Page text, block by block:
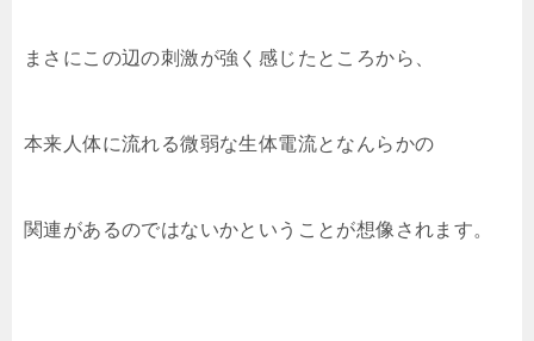
まさにこの辺の刺激が強く感じたところから、
本来人体に流れる微弱な生体電流となんらかの
関連があるのではないかということが想像されます。